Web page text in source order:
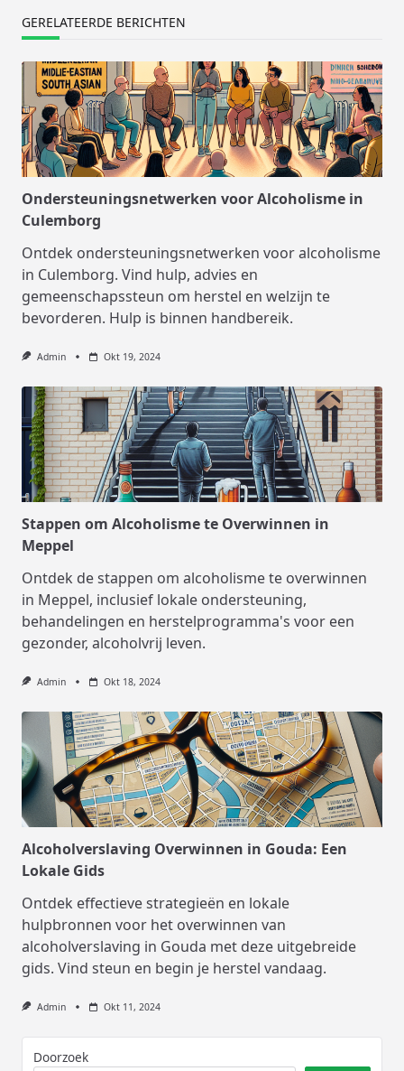
GERELATEERDE BERICHTEN
Ondersteuningsnetwerken voor Alcoholisme in
Culemborg
Ontdek ondersteuningsnetwerken voor alcoholisme
in Culemborg. Vind hulp, advies en
gemeenschapssteun om herstel en welzijn te
bevorderen. Hulp is binnen handbereik.
Admin Okt 19, 2024
Stappen om Alcoholisme te Overwinnen in
Meppel
Ontdek de stappen om alcoholisme te overwinnen
in Meppel, inclusief lokale ondersteuning,
behandelingen en herstelprogramma's voor een
gezonder, alcoholvrij leven.
Admin Okt 18, 2024
Alcoholverslaving Overwinnen in Gouda: Een
Lokale Gids
Ontdek effectieve strategieën en lokale
hulpbronnen voor het overwinnen van
alcoholverslaving in Gouda met deze uitgebreide
gids. Vind steun en begin je herstel vandaag.
Admin Okt 11, 2024
Doorzoek